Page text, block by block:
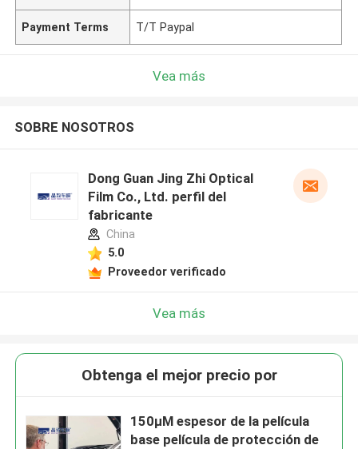
Payment Terms T/T Paypal
Vea más
SOBRE NOSOTROS
Dong Guan Jing Zhi Optical
Film Co., Ltd. perfil del
fabricante
China
5.0
Proveedor verificado
Vea más
Obtenga el mejor precio por
150μM espesor de la película
base película de protección de